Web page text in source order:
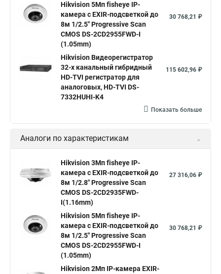
Hikvision 2 8 mm Hikvision camera Hikvision 2cd1148 i b
Видеонаблюдение Ip видеокамеры
Hikvision 2cd2142fwd
Hikvision ds 2cd1148 hikvision ds 2cd1148 i b
hikvision ds 2cd2042wd i Видеокамера hikvision
Видеокамеры hikvision ds
Камера Hikvision ds 2ce16d8t
Видеокамера hikvision hiwatch
Камера Hikvision ds 2cd2442fwd
Уличная камера Hikvision ip camera
Hikvision поворотная камера Hikvision купольная
Нikvision микрофон Hikvision поворотная
Hikvision порты
Hikvision 5Мп fisheye IP-
камера c EXIR-подсветкой до
8м 1/2.5" Progressive Scan
CMOS DS-2CD2955FWD-I
(1.05mm)
30 768,21 ₽
Hikvision Видеорегистратор
32-х канальный гибридный
HD-TVI регистратор для
аналоговых, HD-TVI DS-
7332HUHI-K4
115 602,96 ₽
Показать больше
Аналоги по характеристикам
Hikvision 3Мп fisheye IP-
камера c EXIR-подсветкой до
8м 1/2.8" Progressive Scan
CMOS DS-2CD2935FWD-
I(1.16mm)
27 316,06 ₽
Hikvision 5Мп fisheye IP-
камера c EXIR-подсветкой до
8м 1/2.5" Progressive Scan
CMOS DS-2CD2955FWD-I
(1.05mm)
30 768,21 ₽
Hikvision 2Мп IP-камера EXIR-